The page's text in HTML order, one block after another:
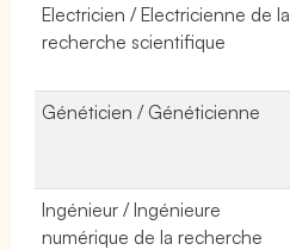
Electricien / Electricienne de la
recherche scientifique
Généticien / Généticienne
Ingénieur / Ingénieure
numérique de la recherche